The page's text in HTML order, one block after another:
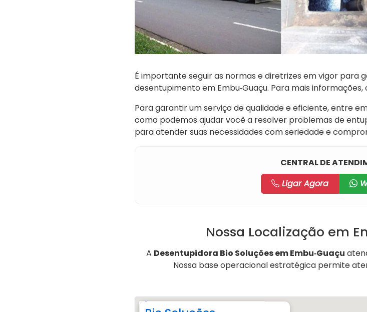
É importante seguir as normas e diretrizes em vigor para
desentupimento em Embu‑Guaçu. Para mais
Para garantir um serviço de qualidade e eficiente, entre
como podemos ajudar você a resolver problemas de
para atender suas necessidades com seriedade e
CENTRAL DE
Ligar Agora
Nossa Localização em
A Desentupidora Bio Soluções em Embu‑Guaçu
Nossa base operacional estratégica permite